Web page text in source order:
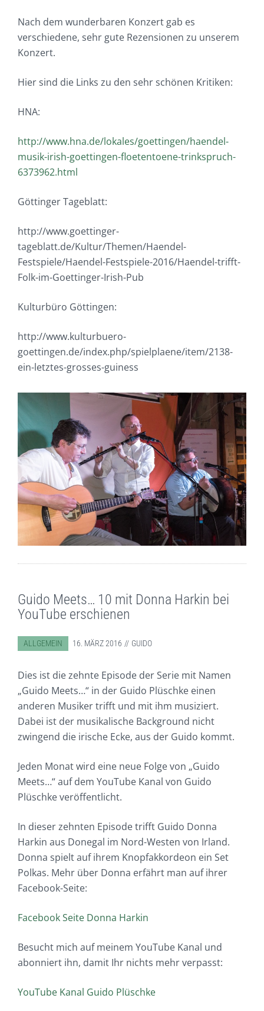
Nach dem wunderbaren Konzert gab es
verschiedene, sehr gute Rezensionen zu unserem
Konzert.
Hier sind die Links zu den sehr schönen Kritiken:
HNA:
http://www.hna.de/lokales/goettingen/haendel-
musik-irish-goettingen-floetentoene-trinkspruch-
6373962.html
Göttinger Tageblatt:
http://www.goettinger-
tageblatt.de/Kultur/Themen/Haendel-
Festspiele/Haendel-Festspiele-2016/Haendel-trifft-
Folk-im-Goettinger-Irish-Pub
Kulturbüro Göttingen:
http://www.kulturbuero-
goettingen.de/index.php/spielplaene/item/2138-
ein-letztes-grosses-guiness
Guido Meets… 10 mit Donna Harkin bei
YouTube erschienen
ABGELEGT IN:
ALLGEMEIN 16. MÄRZ 2016 GUIDO
Dies ist die zehnte Episode der Serie mit Namen
„Guido Meets…“ in der Guido Plüschke einen
anderen Musiker trifft und mit ihm musiziert.
Dabei ist der musikalische Background nicht
zwingend die irische Ecke, aus der Guido kommt.
Jeden Monat wird eine neue Folge von „Guido
Meets…“ auf dem YouTube Kanal von Guido
Plüschke veröffentlicht.
In dieser zehnten Episode trifft Guido Donna
Harkin aus Donegal im Nord-Westen von Irland.
Donna spielt auf ihrem Knopfakkordeon ein Set
Polkas. Mehr über Donna erfährt man auf ihrer
Facebook-Seite:
Facebook Seite Donna Harkin
Besucht mich auf meinem YouTube Kanal und
abonniert ihn, damit Ihr nichts mehr verpasst:
YouTube Kanal Guido Plüschke